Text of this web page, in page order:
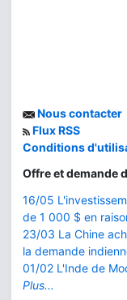
Nous contacter
Flux RSS
Conditions
Offre et demande
16/05
de 1 000 $ en
23/03 La Chine
la demande
01/02 L'Inde de
Plus...